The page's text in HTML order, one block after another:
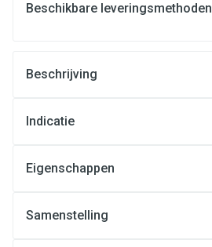
Beschikbare leveringsmethoden
Beschrijving
Indicatie
Eigenschappen
Samenstelling